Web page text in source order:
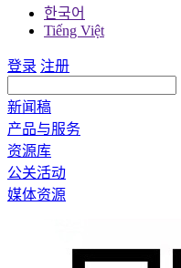
한국어
Tiếng Việt
登录 注册
新闻稿
产品与服务
资源库
公关活动
媒体资源